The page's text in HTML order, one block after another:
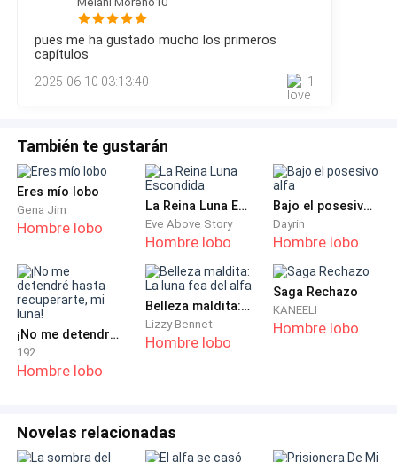
manada han escuchado sobre rumores de
movimientos extraños en el pueblo.
Diego apretó los puños. Desde que asumió su rol
contener la ambición de Marcus. Pero en los últimos
meses, algo en el aire se sintió diferente.
De repente, un fuerte latido resonó en su pecho. Un
dolor extraño se apoderó de su cuerpo, como si una
energía desconocida lo recorriera.
—¿Diego? —Jack lo miró preocupado.
El Alfa respiró hondo.
Pero en su interior, algo le decía que no era un simple
malestar.
clavícula mientras sus manos se aferraban a sus caderas.
Emma se arqueó bajo su toque, jadeando cuando sus
dedos recorrieron su cuerpo con la precisión de alguien
que la conocía a la perfección. —Entonces demuéstramelo
—susurró, desafiándolo. Los ojos de Diego brillaron con un
pues me ha gustado mucho los primeros
capítulos
2025-06-10 03:13:40
1
También te gustarán
Eres mío lobo
Gena Jim
Hombre lobo
La Reina Luna Escondida
Eve Above Story
Hombre lobo
Bajo el posesivo alfa
Dayrin
Hombre lobo
¡No me detendré hasta recuperarte, mi luna!
192
Hombre lobo
Belleza maldita: La luna fea del alfa
Lizzy Bennet
Hombre lobo
Saga Rechazo
KANEELI
Hombre lobo
Novelas relacionadas